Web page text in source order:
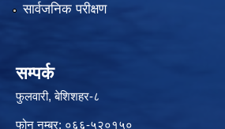
सार्वजनिक परीक्षण
सम्पर्क
फुलवारी, बेशिशहर-८
फोन नम्बर: ०६६-५२०१५०